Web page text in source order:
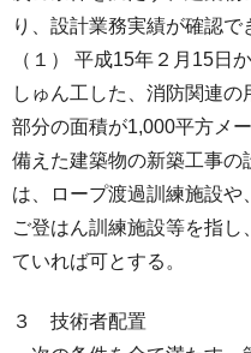
り、設計業務実績が確認で
（１） 平成15年２月15日
しゅん工した、消防関連
部分の面積が1,000平方メ
備えた建築物の新築工事の
は、ロープ渡過訓練施設や
ご登はん訓練施設等を指
ていれば可とする。
３ 技術者配置